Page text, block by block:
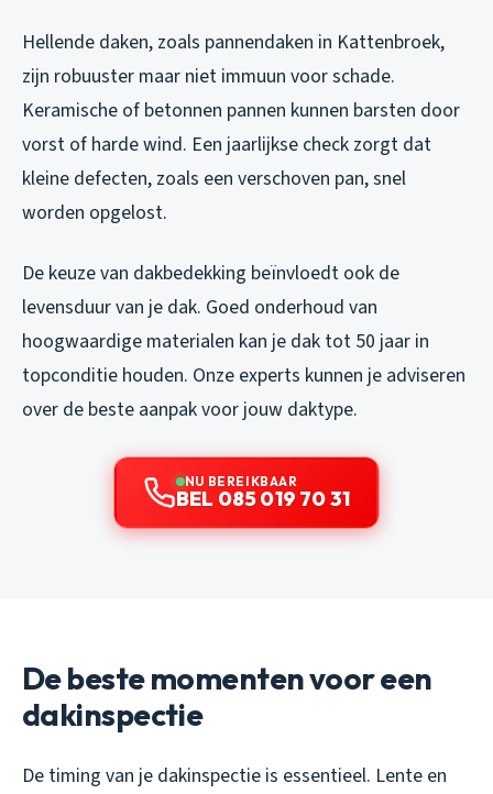
Hellende daken, zoals pannendaken in Kattenbroek,
zijn robuuster maar niet immuun voor schade.
Keramische of betonnen pannen kunnen barsten door
vorst of harde wind. Een jaarlijkse check zorgt dat
kleine defecten, zoals een verschoven pan, snel
worden opgelost.
De keuze van dakbedekking beïnvloedt ook de
levensduur van je dak. Goed onderhoud van
hoogwaardige materialen kan je dak tot 50 jaar in
topconditie houden. Onze experts kunnen je adviseren
over de beste aanpak voor jouw daktype.
NU BEREIKBAAR
BEL 085 019 70 31
De beste momenten voor een
dakinspectie
De timing van je dakinspectie is essentieel. Lente en